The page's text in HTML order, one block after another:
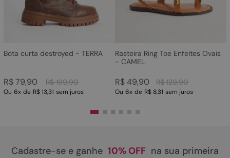
Bota curta destroyed - TERRA
R$ 199,90
R$79,90
Ou 6x de R$ 13,31 sem juros
Rasteira Ring Toe Enfeites Ovais
- CAMEL
R$ 129,90
R$49,90
Ou 6x de R$ 8,31 sem juros
Cadastre-se e ganhe 10% OFF na sua primeira